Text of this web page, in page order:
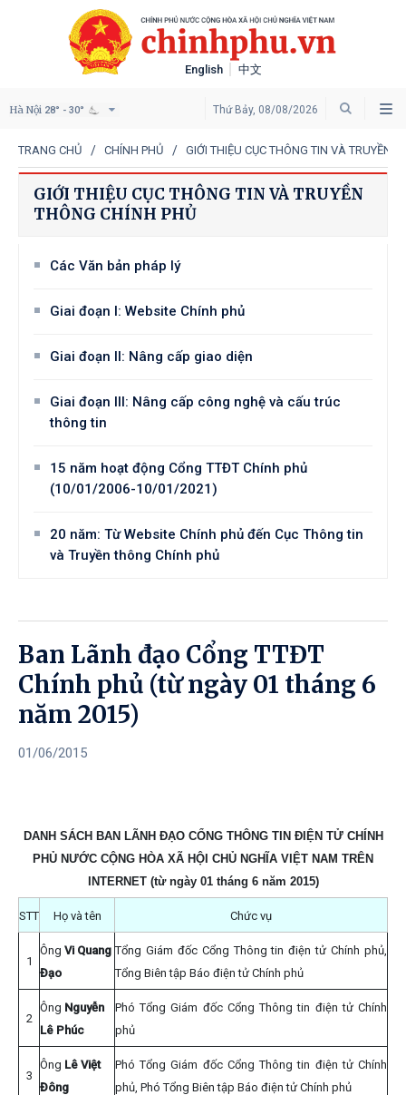
English 中文
Thứ Bảy, 08/08/2026
Hà Nội 28° - 30°
TRANG CHỦ CHÍNH PHỦ GIỚI THIỆU CỤC THÔNG TIN VÀ TRUYỀN
GIỚI THIỆU CỤC THÔNG TIN VÀ TRUYỀN
THÔNG CHÍNH PHỦ
Các Văn bản pháp lý
Giai đoạn I: Website Chính phủ
Giai đoạn II: Nâng cấp giao diện
Giai đoạn III: Nâng cấp công nghệ và cấu trúc
thông tin
15 năm hoạt động Cổng TTĐT Chính phủ
(10/01/2006-10/01/2021)
20 năm: Từ Website Chính phủ đến Cục Thông tin
và Truyền thông Chính phủ
Ban Lãnh đạo Cổng TTĐT
Chính phủ (từ ngày 01 tháng 6
năm 2015)
01/06/2015
DANH SÁCH BAN LÃNH ĐẠO CỔNG THÔNG TIN ĐIỆN TỬ CHÍNH
PHỦ NƯỚC CỘNG HÒA XÃ HỘI CHỦ NGHĨA VIỆT NAM TRÊN
INTERNET (từ ngày 01 tháng 6 năm 2015)
STT Họ và tên Chức vụ
1
Ông Vi Quang
Đạo
Tổng Giám đốc Cổng Thông tin điện tử Chính phủ,
Tổng Biên tập Báo điện tử Chính phủ
2
Ông Nguyễn
Lê Phúc
Phó Tổng Giám đốc Cổng Thông tin điện tử Chính
phủ
3
Ông Lê Việt
Đông
Phó Tổng Giám đốc Cổng Thông tin điện tử Chính
phủ, Phó Tổng Biên tập Báo điện tử Chính phủ